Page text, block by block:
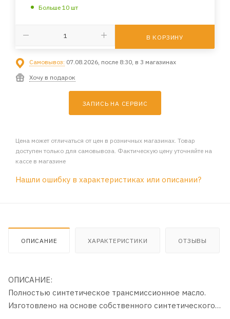
Больше 10 шт
В КОРЗИНУ
Самовывоз: 07.08.2026, после 8:30, в 3 магазинах
Хочу в подарок
ЗАПИСЬ НА СЕРВИС
Цена может отличаться от цен в розничных магазинах. Товар
доступен только для самовывоза. Фактическую цену уточняйте на
кассе в магазине
Нашли ошибку в характеристиках или описании?
ОПИСАНИЕ ХАРАКТЕРИСТИКИ ОТЗЫВЫ
ОПИСАНИЕ:
Полностью синтетическое трансмисcионное масло.
Изготовлено на основе собственного синтетического